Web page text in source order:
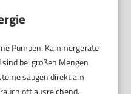
Pumpen. Kammergeräte
bei großen Mengen
saugen direkt am
oft ausreichend.